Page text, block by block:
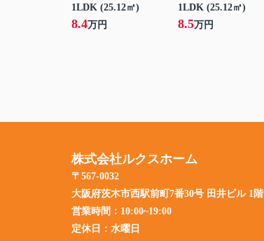
1LDK (25.12㎡)
8.4万円
1LDK (25.12㎡)
8.5万円
株式会社ルクスホーム
〒567-0032
大阪府茨木市西駅前町7番30号 田井ビル 1階
営業時間： 10:00~19:00
定休日： 水曜日